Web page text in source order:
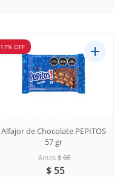
17% OFF
Alfajor de Chocolate PEPITOS
57 gr
Antes $ 66
$ 55